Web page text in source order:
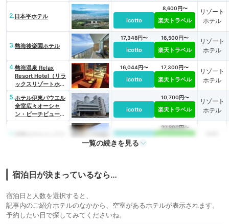
2.日本平ホテル
icotto
8,600円〜
楽天トラベル
リゾート
ホテル
3.熱海後楽園ホテル
17,348円〜
icotto
16,500円〜
楽天トラベル
リゾート
ホテル
4.熱海温泉 Relax
Resort Hotel（リラ
ックスリゾートホテ
ル）
16,044円〜
icotto
17,300円〜
楽天トラベル
リゾート
ホテル
5.ホテル伊東パウエル
全室広々オーシャ
ン・ビーチビュー＆
海辺の露天風呂
icotto
10,700円〜
楽天トラベル
リゾート
ホテル
icotto
22,800円〜
楽天トラベル
ンドホテル
9. 焼津温泉 ホテルア
一覧の続きを見る
宿泊日が決まっているなら…
宿泊日と人数を選択すると、
記事内のご紹介ホテルのなかから、空室があるホテルが表示されます。
予約したい日で探してみてくださいね。